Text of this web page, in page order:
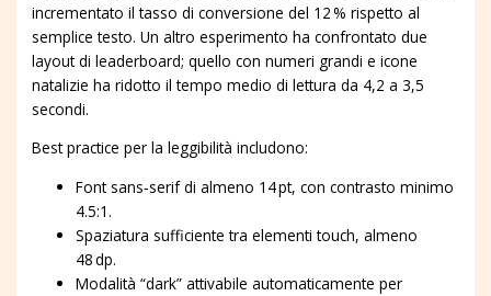
incrementato il tasso di conversione del 12 % rispetto al
semplice testo. Un altro esperimento ha confrontato due
layout di leaderboard; quello con numeri grandi e icone
natalizie ha ridotto il tempo medio di lettura da 4,2 a 3,5
secondi.
Best practice per la leggibilità includono:
Font sans‑serif di almeno 14 pt, con contrasto minimo
4.5:1.
Spaziatura sufficiente tra elementi touch, almeno
48 dp.
Modalità “dark” attivabile automaticamente per